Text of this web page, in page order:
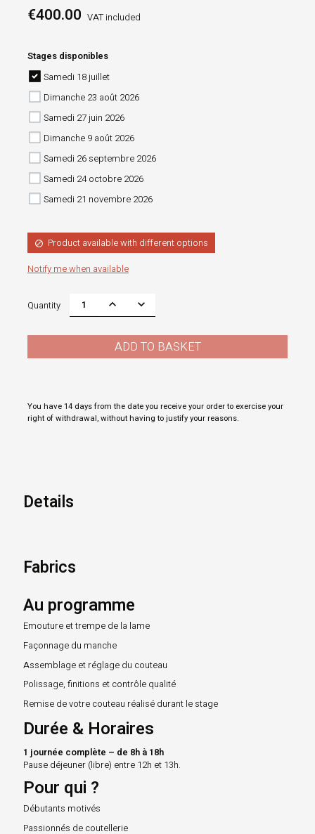
€400.00 VAT included
Stages disponibles
Samedi 18 juillet
Dimanche 23 août 2026
Samedi 27 juin 2026
Dimanche 9 août 2026
Samedi 26 septembre 2026
Samedi 24 octobre 2026
Samedi 21 novembre 2026

Product available with different options
Notify me when available
Quantity
ADD TO BASKET
You have 14 days from the date you receive your order to exercise your
right of withdrawal, without having to justify your reasons.
Details
Fabrics
Au programme
Emouture et trempe de la lame
Façonnage du manche
Assemblage et réglage du couteau
Polissage, finitions et contrôle qualité
Remise de votre couteau réalisé durant le stage
Durée & Horaires
1 journée complète – de 8h à 18h
Pause déjeuner (libre) entre 12h et 13h.
Pour qui ?
Débutants motivés
Passionnés de coutellerie